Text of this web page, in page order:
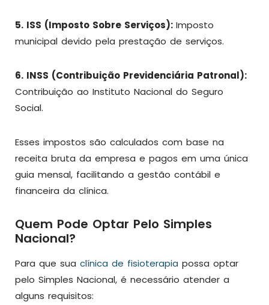
5. ISS (Imposto Sobre Serviços): Imposto
municipal devido pela prestação de serviços.
6. INSS (Contribuição Previdenciária Patronal):
Contribuição ao Instituto Nacional do Seguro
Social.
Esses impostos são calculados com base na
receita bruta da empresa e pagos em uma única
guia mensal, facilitando a gestão contábil e
financeira da clínica.
Quem Pode Optar Pelo Simples
Nacional?
Para que sua clínica de fisioterapia possa optar
pelo Simples Nacional, é necessário atender a
alguns requisitos: